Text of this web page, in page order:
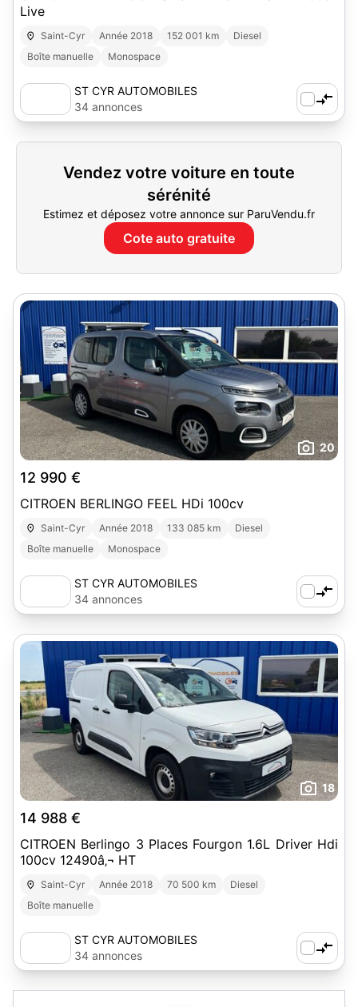
Live
Saint-Cyr Année 2018 152 001 km
Diesel
Boîte manuelle
Monospace
ST CYR AUTOMOBILES
34 annonces
Vendez votre voiture en toute
sérénité
Estimez et déposez votre annonce sur ParuVendu.fr
Cote auto gratuite
20
12 990 €
CITROEN BERLINGO FEEL HDi 100cv
Saint-Cyr Année 2018 133 085 km
Diesel
Boîte manuelle
Monospace
ST CYR AUTOMOBILES
34 annonces
18
14 988 €
CITROEN Berlingo 3 Places Fourgon 1.6L Driver Hdi
100cv 12490â‚¬ HT
Saint-Cyr Année 2018 70 500 km
Diesel
Boîte manuelle
ST CYR AUTOMOBILES
34 annonces